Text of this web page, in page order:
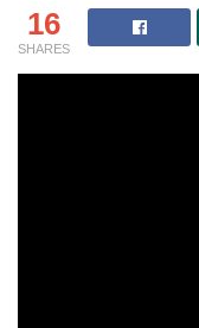
16
SHARES